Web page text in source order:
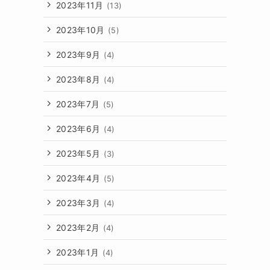
2023年11月 (13)
2023年10月 (5)
2023年9月 (4)
2023年8月 (4)
2023年7月 (5)
2023年6月 (4)
2023年5月 (3)
2023年4月 (5)
2023年3月 (4)
2023年2月 (4)
2023年1月 (4)